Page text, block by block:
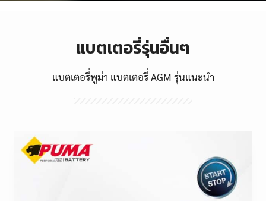
แบตเตอรี่รุ่นอื่นๆ
แบตเตอรี่พูม่า แบตเตอรี่ AGM รุ่นแนะนำ